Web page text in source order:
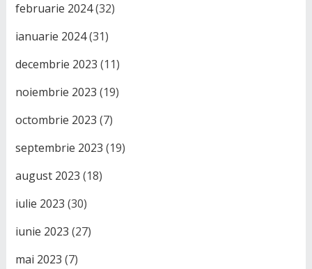
februarie 2024(32)
ianuarie 2024(31)
decembrie 2023 (11)
noiembrie 2023 (19)
octombrie 2023 (7)
septembrie 2023 (19)
august 2023 (18)
iulie 2023 (30)
iunie 2023 (27)
mai 2023 (7)